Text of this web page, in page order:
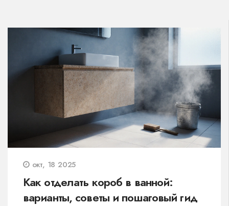
окт, 18 2025
Как отделать короб в ванной:
варианты, советы и пошаговый гид